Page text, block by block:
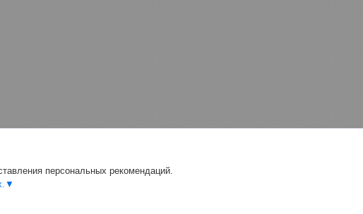
персональных рекомендаций.